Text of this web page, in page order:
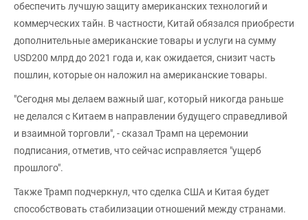
обеспечить лучшую защиту американских технологий и
коммерческих тайн. В частности, Китай обязался приобрести
дополнительные американские товары и услуги на сумму
USD200 млрд до 2021 года и, как ожидается, снизит часть
пошлин, которые он наложил на американские товары.
"Сегодня мы делаем важный шаг, который никогда раньше
не делался с Китаем в направлении будущего справедливой
и взаимной торговли", - сказал Трамп на церемонии
подписания, отметив, что сейчас исправляется "ущерб
прошлого".
Также Трамп подчеркнул, что сделка США и Китая будет
способствовать стабилизации отношений между странами.